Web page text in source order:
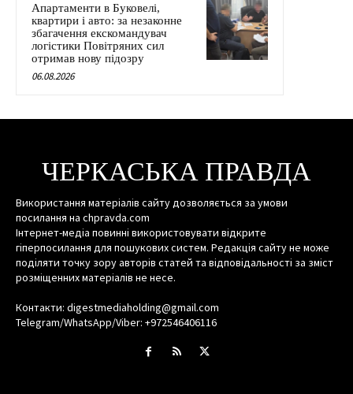
Апартаменти в Буковелі,
квартири і авто: за незаконне
збагачення екскомандувач
логістики Повітряних сил
отримав нову підозру
06.08.2026
ЧЕРКАСЬКА ПРАВДА
Використання матеріалів сайту дозволяється за умови
посилання на chpravda.com
Інтернет-медіа повинні використовувати відкрите
гіперпосилання для пошукових систем. Редакція сайту не може
поділяти точку зору авторів статей та відповідальності за зміст
розміщенних матеріалів не несе.
Контакти: digestmediaholding@gmail.com
Telegram/WhatsApp/Viber: +972546406116